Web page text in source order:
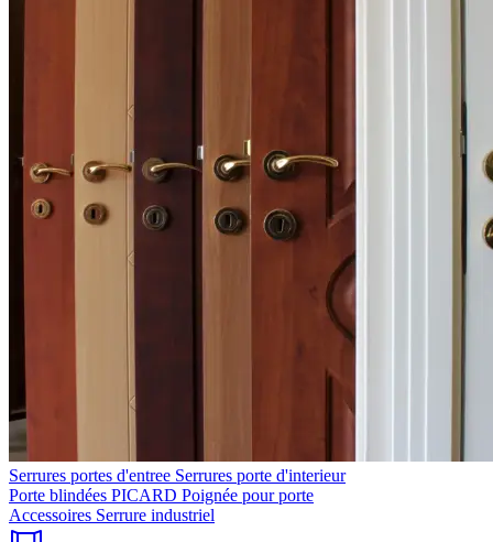
Serrures portes d'entree Serrures porte d'interieur
Porte blindées PICARD Poignée pour porte
Accessoires Serrure industriel